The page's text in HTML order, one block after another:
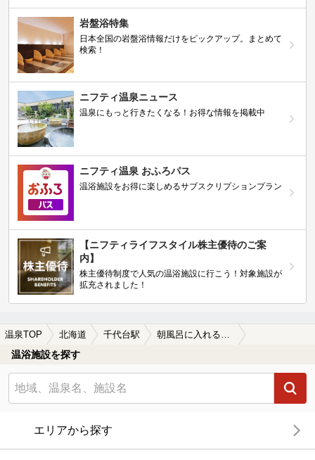
岩盤浴特集
日本全国の岩盤浴情報だけをピックアップ。まとめて
検索！
ニフティ温泉ニュース
温泉にもっと行きたくなる！お得な情報を掲載中
ニフティ温泉 おふろパス
温浴施設をお得に楽しめるサブスクリプションプラン
【ニフティライフスタイル株主優待のご案
内】
株主優待制度で人気の温浴施設に行こう！対象施設が
拡充されました！
温泉TOP 北海道 千代台駅
温浴施設を探す
エリアから探す